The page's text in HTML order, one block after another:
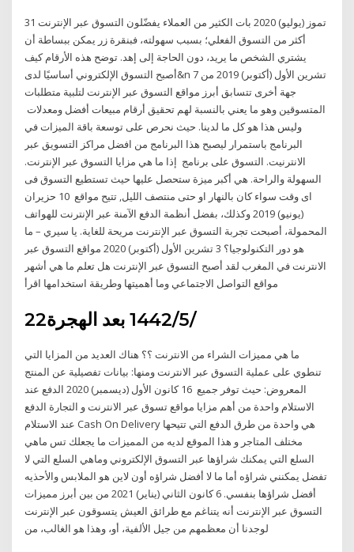
31 تموز (يوليو) 2020 بات الكثير من العملاء يفضّلون التسوق عبر الإنترنت
أكثر من التسوق الفعلي؛ بسبب سهولته، فبنقرة زر يمكن ببساطة أن
يشتري الشخص ما يريد، دون الحاجة إلى إهد. توضح هذه الأرقام كيف
أصبح التسوق الإلكتروني أساسيًا لدى&n 7 تشرين الأول (أكتوبر) 2019 من
جهة أخرى تتسابق أبرز مواقع التسوق عبر الإنترنت لتلبية متطلبات
المتسوقين وهو ما يعني بالنسبة لهم تحقيق أرقام مبيعات أفضل ومعدلات
وليس هذا هو كل ما لدينا. حيث نحرص على توسعة باقة الميزات في
البرنامج باستمرار ليصبح هذا البرنامج من افضل مراكز التسويق عبر
الانترنيت. التسوق على برنامج إذا ما هي مزايا التسوق عبر الإنترنت.
السهولة والراحة. هي أكبر ميزة ستحصل عليها حيث تستطيع التسوق فى
اى وقت سواء كان بالنهار او حتى منتصف الليل, تتيح مواقع 10 حزيران
(يونيو) 2019 وكذلك، بفضل أنظمة الدفع الآمنة عبر الإنترنت للهواتف
المحمولة، أصبحت تجربة التسوق عبر الإنترنت مريحة للغاية. يا سيري – ما
هو دور التكنولوجيا؟ 3 تشرين الأول (أكتوبر) 2020 مواقع التسوق عبر
الانترنت في المغرب لقد أصبح التسوق عبر الإنترنت هل تعلم ما هي أشهر
22‏‏/5‏‏/1442 بعد الهجرة
ما هي مميزات الشراء من الانترنت ؟؟ هناك العديد من المزايا التي
تنطوي على عملية التسوق عبر الانترنت ومنها: بيانات تفصيلية عن المنتج
المعروض: حيث توفر جميع 16 كانون الأول (ديسمبر) 2020 الدفع عند
الاستلام واحدة من أهم مزايا مواقع تسوق عبر الانترنت و التجارة الدفع
عند الاستلام Cash On Delivery هي واحدة من طرق الدفع التي تتيحها
مختلف المتاجر و هذا الموقع لديه من المميزات ما يجعلك تس ماهي
السلع التي يمكنك شراؤها عبر التسوق الإلكتروني وماهي السلع التي لا
تفضل يمكنني شراؤه أما ما لا أفضل شراؤه أون لاين هو الملابس والأحذيه
أفضل شراؤها بنفسي. 6 كانون الثاني (يناير) 2021 من بين أبرز مميزات
التسوق عبر الإنترنت أنه يتناغم مع طرائق العيش يتسوقون عبر الإنترنت